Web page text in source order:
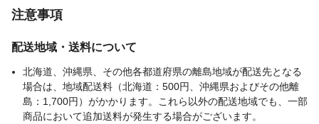
注意事項
配送地域・送料について
北海道、沖縄県、その他各都道府県の離島地域が配送先となる
場合は、地域配送料（北海道：500円、沖縄県およびその他離
島：1,700円）がかかります。これら以外の配送地域でも、一部
商品において追加送料が発生する場合がございます。